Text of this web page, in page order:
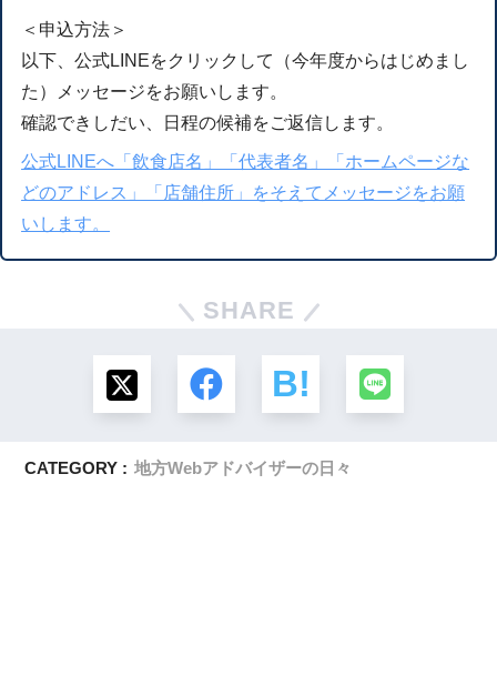
＜申込方法＞
以下、公式LINEをクリックして（今年度からはじめまし
た）メッセージをお願いします。
確認できしだい、日程の候補をご返信します。
公式LINEへ「飲食店名」「代表者名」「ホームページな
どのアドレス」「店舗住所」をそえてメッセージをお願
いします。
SHARE
CATEGORY : 地方Webアドバイザーの日々